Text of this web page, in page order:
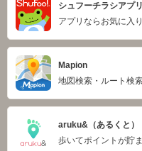
シュフーチラシアプリ
アプリならお気に入
Mapion
地図検索・ルート検
aruku&（あるくと）
歩いてポイントが貯